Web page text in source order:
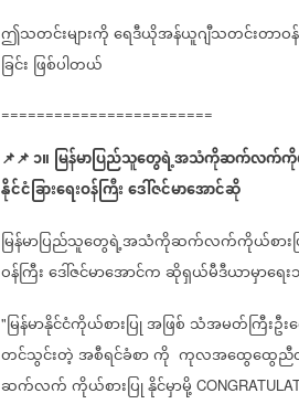
ဤသတင်းများကိုရေဒီယိုအန်ယူဂျီသတင်းတာဝန်ခံ
ခြင်း ဖြစ်ပါတယ်
========================
📌📌၁။ မြန်မာပြည်သူတွေရဲ့အသံကိုဆက်လက်ကိုယ်
နိုင်ငံခြားရေးဝန်ကြီးဒေါ်ဇင်မာအောင်ဆို
မြန်မာပြည်သူတွေရဲ့အသံကိုဆက်လက်ကိုယ်စားပ
ဝန်ကြီးဒေါ်ဇင်မာအောင်ကဆိုရှယ်မီဒီယာမှာရေးသ
"မြန်မာနိုင်ငံကိုယ်စားပြုအဖြစ် သံအမတ်ကြီးဦးက
တင်သွင်းတဲ့အစီရင်ခံစာကို ကုလအထွေထွေညီ
ဆက်လက်ကိုယ်စားပြုနိုင်မှာမို့